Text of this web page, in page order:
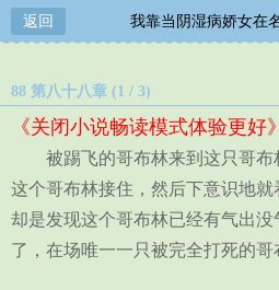
返回 我靠当阴湿病娇女在
88 第八十八章 (1 / 3)
《关闭小说畅读模式体验更好》
被踢飞的哥布林来到这只哥布
这个哥布林接住，然后下意识地就
却是发现这个哥布林已经有气出
了，在场唯一一只被完全打死的哥